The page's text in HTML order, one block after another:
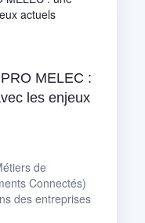
MELEC :
les enjeux
de
Connectés)
des entreprises